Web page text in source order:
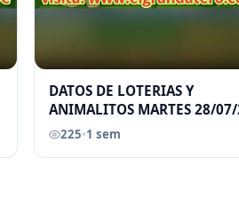
DATOS DE LOTERIAS Y
ANIMALITOS MARTES 28/07/
ELGRANDATERO JOSE EREU
225•1 sem